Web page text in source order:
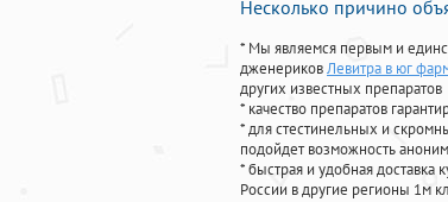
Несколько причино
* Мы являемся первым и
дженериковЛевитра в юг
других известных препаратов
* качество препаратов
* для стестинельных и
подойдет возможность
* быстрая и удобная доставка
России в другие регионы 1м